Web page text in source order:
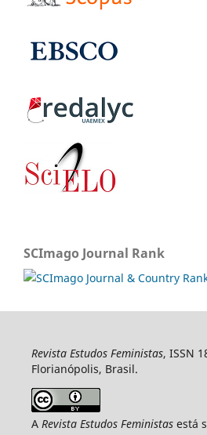
SCImago Journal Rank
Revista Estudos Feministas, ISSN
Florianópolis, Brasil.
A Revista Estudos Feministasestá